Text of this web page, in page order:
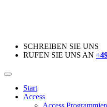
SCHREIBEN SIE UNS
RUFEN SIE UNS AN
Start
Access
Access